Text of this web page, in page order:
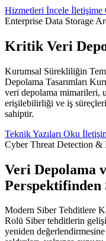
Hizmetleri İncele İletişime
Enterprise Data Storage
Kritik Veri
Kurumsal Sürekliliğin
Depolama Tasarımları
veri depolama mimarileri,
erişilebilirliği ve iş
sahiptir.
Teknik Yazıları Oku
Cyber Threat Detection &
Veri Depolama
Modern Siber Tehditlere
Rolü Siber tehditlerin
yeniden